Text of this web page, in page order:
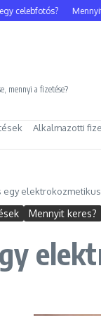
celebfotós? Mennyit
mennyi a fizetése?
Alkalmazotti
egy
Mennyit keres?